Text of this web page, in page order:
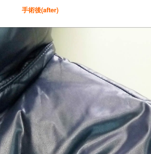
手術後(after)